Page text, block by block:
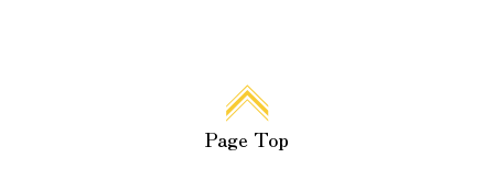
学校理念
Page Top